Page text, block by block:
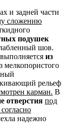
и задней части
сложению
подушек
шов.
выполняется из
мелкопористого
рельеф
карман. В
отверстия под
надежно